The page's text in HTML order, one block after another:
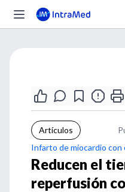
Artículos
Infarto de miocardio con
Reducen el
reperfusión